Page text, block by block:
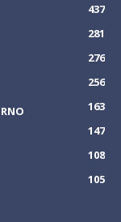
437
281
276
256
163
147
108
105